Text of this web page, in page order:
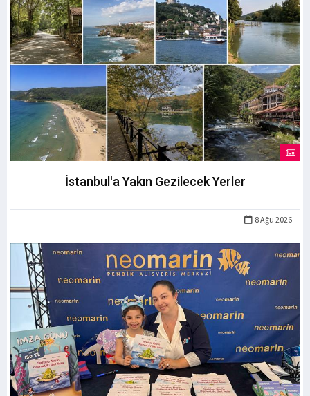
İstanbul'a Yakın Gezilecek Yerler
8 Ağu 2026